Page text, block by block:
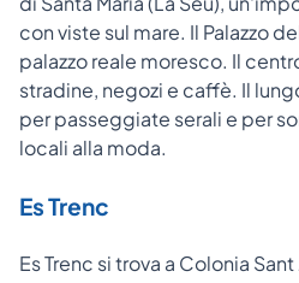
con viste sul mare. Il Palazzo
palazzo reale moresco. Il
stradine, negozi e caffè. Il
per passeggiate serali e per
locali alla moda.
Es Trenc
Es Trenc si trova a Colonia